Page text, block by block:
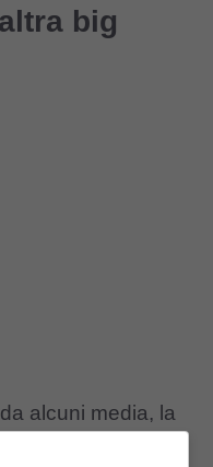
big
alcuni media, la